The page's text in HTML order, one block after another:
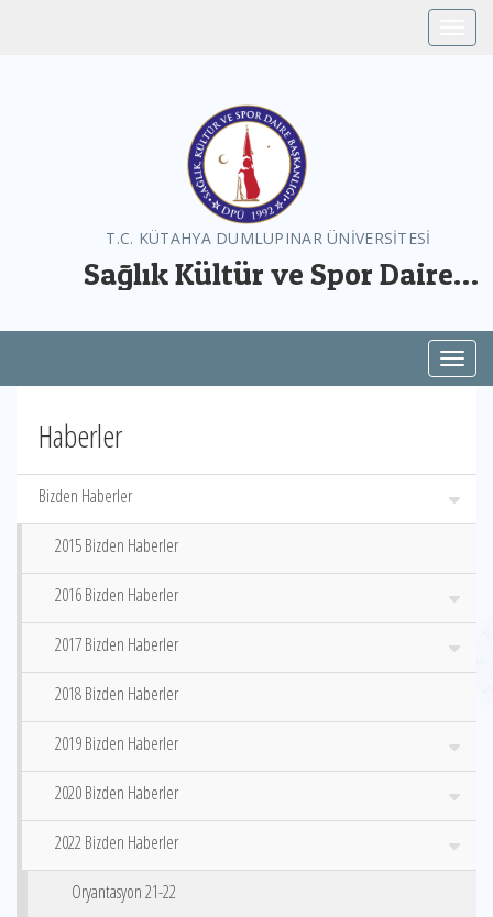
T.C. KÜTAHYA DUMLUPINAR ÜNİVERSİTESİ
Sağlık Kültür ve Spor Daire
Haberler
Bizden Haberler
2015 Bizden Haberler
2016 Bizden Haberler
2017 Bizden Haberler
2018 Bizden Haberler
2019 Bizden Haberler
2020 Bizden Haberler
2022 Bizden Haberler
Oryantasyon 21-22